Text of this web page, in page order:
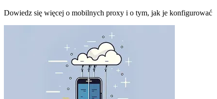
Dowiedz się więcej o mobilnych proxy i o tym, jak je konfigurować